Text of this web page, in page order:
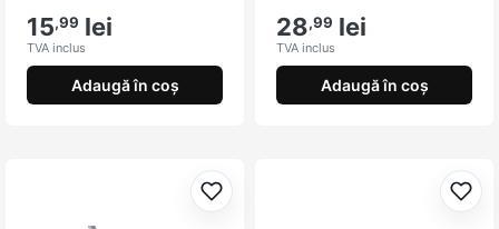
15,99 lei
TVA inclus
Adaugă în coș
28,99 lei
TVA inclus
Adaugă în coș
Adaugă la favorite